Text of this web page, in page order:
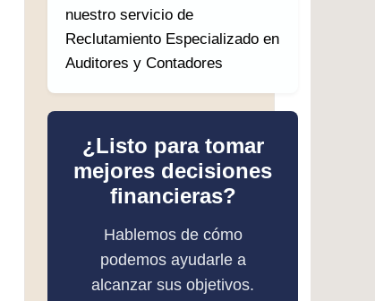
nuestro servicio de
Reclutamiento Especializado en
Auditores y Contadores
¿Listo para tomar
mejores decisiones
financieras?
Hablemos de cómo
podemos ayudarle a
alcanzar sus objetivos.